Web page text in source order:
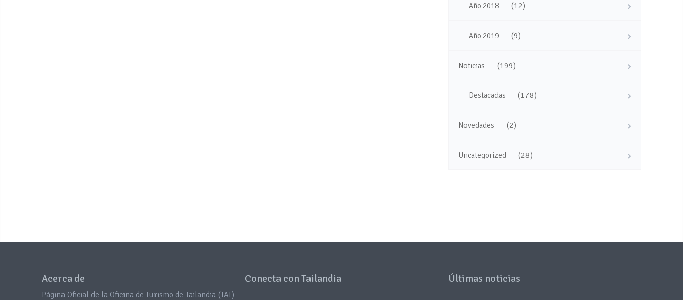
Año 2018 (12)
Año 2019 (9)
Noticias (199)
Destacadas (178)
Novedades (2)
Uncategorized (28)
Acerca de
Página Oficial de la Oficina de Turismo de Tailandia (TAT)
Conecta con Tailandia Últimas noticias